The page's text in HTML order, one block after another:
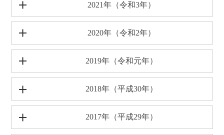
2021年（令和3年）
2020年（令和2年）
2019年（令和元年）
2018年（平成30年）
2017年（平成29年）